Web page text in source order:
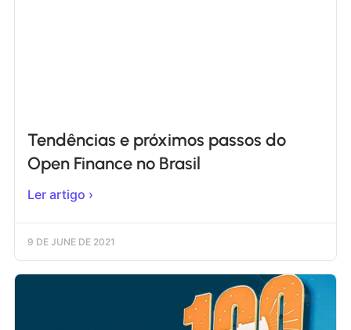
Tendências e próximos passos do
Open Finance no Brasil
Ler artigo ›
9 DE JUNE DE 2021